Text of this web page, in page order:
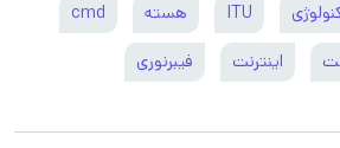
ITU هسته cmd
اینترنت فیبرنوری